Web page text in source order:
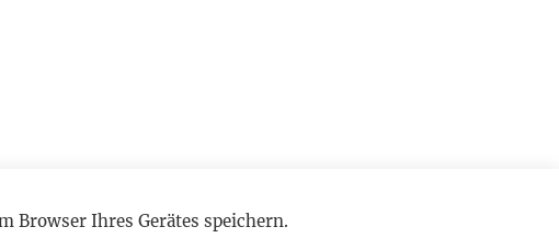
Browser Ihres Gerätes speichern.